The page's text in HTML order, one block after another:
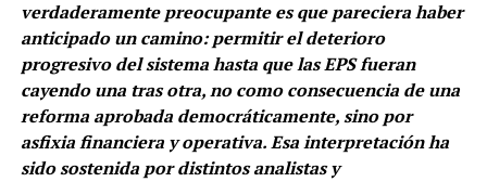
verdaderamente preocupante es que pareciera haber
anticipado un camino: permitir el deterioro
progresivo del sistema hasta que las EPS fueran
cayendo una tras otra, no como consecuencia de una
reforma aprobada democráticamente, sino por
asfixia financiera y operativa. Esa interpretación ha
sido sostenida por distintos analistas y